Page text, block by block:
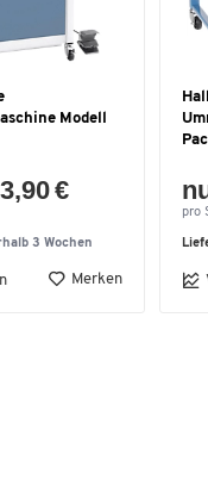
Modell
€
3 Wochen
Merken
pro